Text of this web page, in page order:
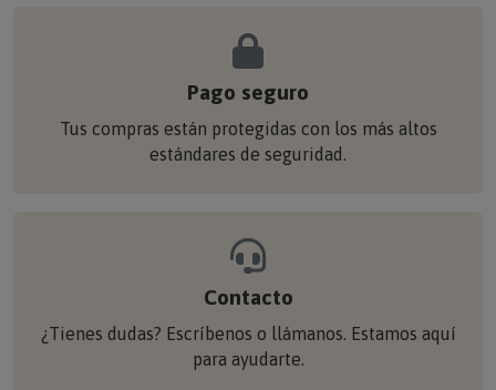
Pago seguro
Tus compras están protegidas con los más altos
estándares de seguridad.
Contacto
¿Tienes dudas? Escríbenos o llámanos. Estamos aquí
para ayudarte.